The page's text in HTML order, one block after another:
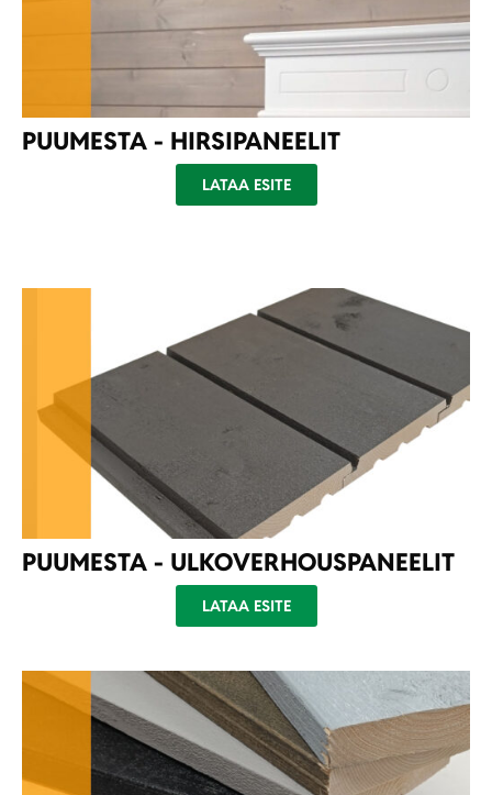
PUUMESTA - HIRSIPANEELIT
LATAA ESITE
PUUMESTA - ULKOVERHOUSPANEELIT
LATAA ESITE